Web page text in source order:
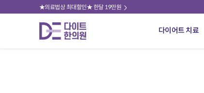
★의료법상 최대할인★ 한달 19만원
다이어트 치료